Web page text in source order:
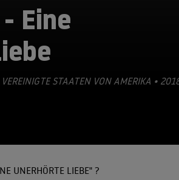
Eine
VEREINIGTE STAATEN VON AMERIKA •
UNERHÖRTE LIEBE" ?